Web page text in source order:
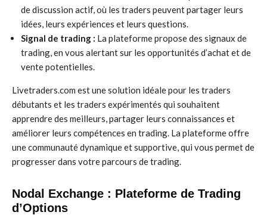
de discussion actif, où les traders peuvent partager leurs
idées, leurs expériences et leurs questions.
Signal de trading : La plateforme propose des signaux de
trading, en vous alertant sur les opportunités d’achat et de
vente potentielles.
Livetraders.com est une solution idéale pour les traders
débutants et les traders expérimentés qui souhaitent
apprendre des meilleurs, partager leurs connaissances et
améliorer leurs compétences en trading. La plateforme offre
une communauté dynamique et supportive, qui vous permet de
progresser dans votre parcours de trading.
Nodal Exchange : Plateforme de Trading
d’Options